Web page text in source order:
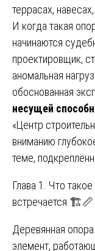
террасах,
И когда такая
начинаются
проектировщик,
аномальная
обоснованная
несущей
«Центр
вниманию
теме,
Глава 1. Что
встречается 🏗️📏
Деревянная
элемент,